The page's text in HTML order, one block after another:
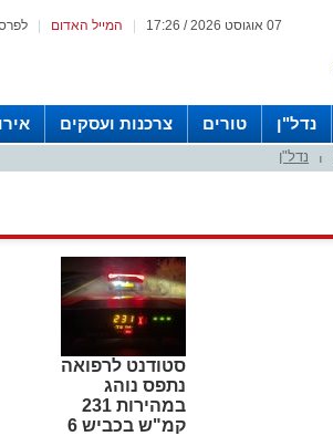
המייל האדום 07 אוגוסט 2026 / 17:26
נדל"ן טורים צרכנות ועסקים
נדל"ן
סטודנט לרפואה
נתפס נוהג
במהירות 231
קמ"ש בכביש 6